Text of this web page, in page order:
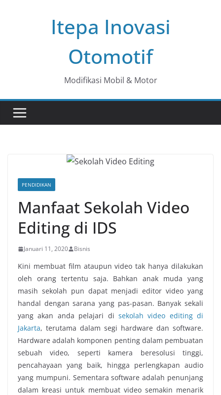
Itepa Inovasi
Otomotif
Modifikasi Mobil & Motor
PENDIDIKAN
Manfaat Sekolah Video
Editing di IDS
Januari 11, 2020 Bisnis
Kini membuat film ataupun video tak hanya dilakukan
oleh orang tertentu saja. Bahkan anak muda yang
masih sekolah pun dapat menjadi editor video yang
handal dengan sarana yang pas-pasan. Banyak sekali
yang akan anda pelajari di sekolah video editing di
Jakarta, terutama dalam segi hardware dan software.
Hardware adalah komponen penting dalam pembuatan
sebuah video, seperti kamera beresolusi tinggi,
pencahayaan yang baik, hingga perlengkapan audio
yang mumpuni. Sementara software adalah penunjang
dalam kreasi untuk membuat video semakin menarik